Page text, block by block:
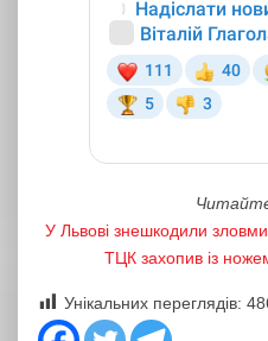
У Львові знешкодили
ТЦК захопив із
Унікальних переглядів: